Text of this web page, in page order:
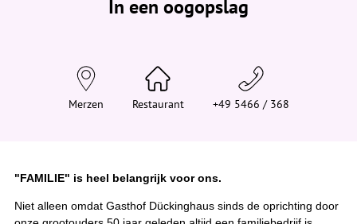
e
e
In een oogopslag
Merzen Restaurant +49 5466 / 368
"FAMILIE" is heel belangrijk voor ons.
Niet alleen omdat Gasthof Dückinghaus sinds de oprichting door